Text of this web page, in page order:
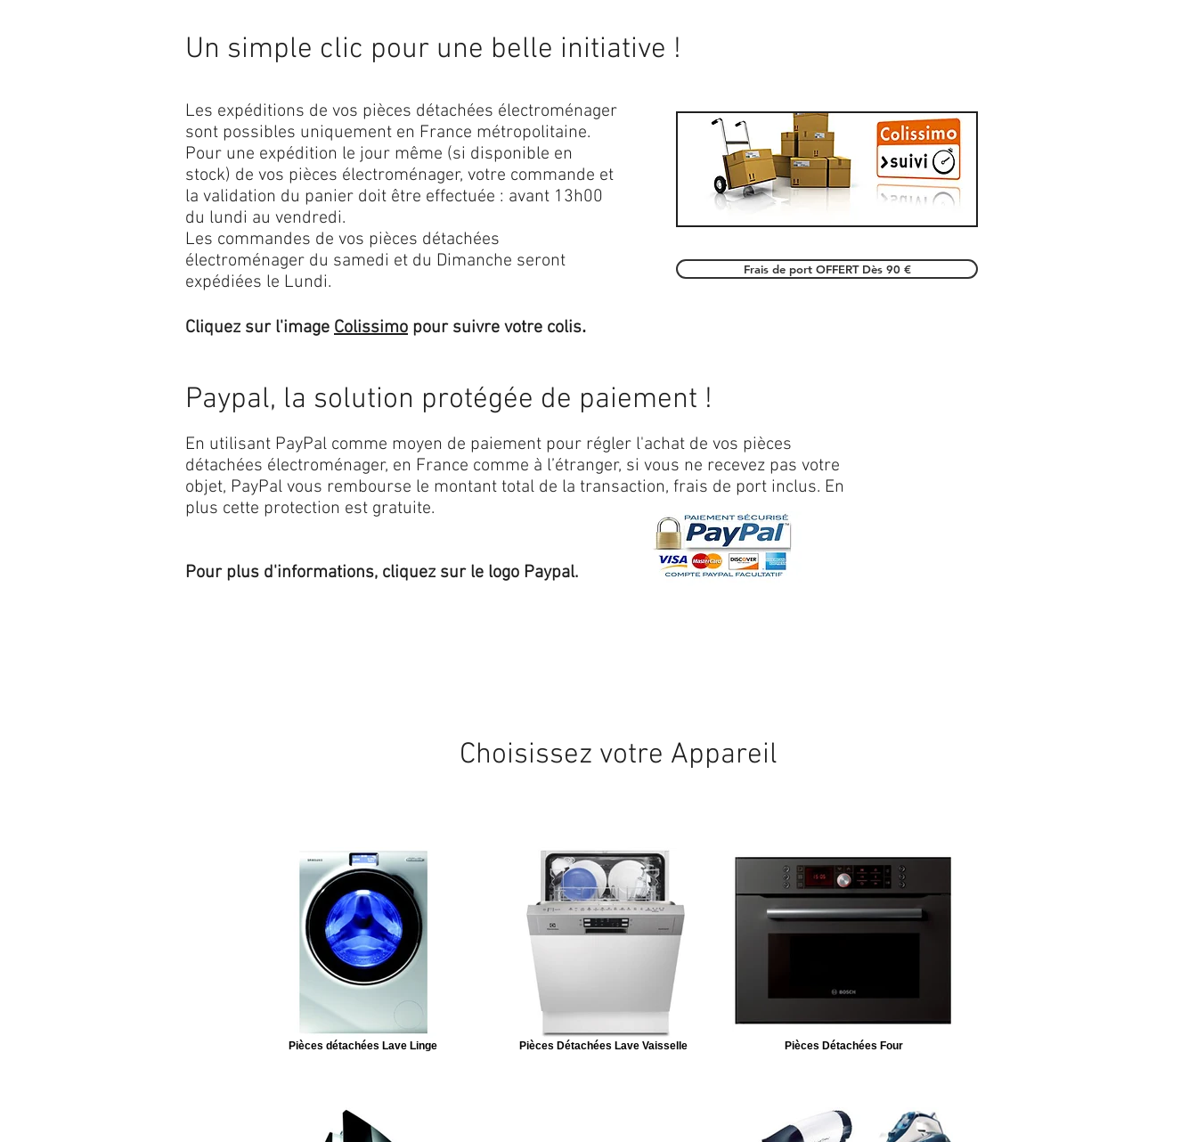
Un simple clic pour une belle initiative !
Les expéditions de vos pièces détachées électroménager
sont possibles uniquement en France métropolitaine.
Pour une expédition le jour même (si disponible en
stock) de vos pièces électroménager, votre commande et
la validation du panier doit être effectuée : avant 13h00
du lundi au vendredi.
Les commandes de vos pièces détachées
électroménager du samedi et du Dimanche seront
expédiées le Lundi.
Cliquez sur l'image Colissimo pour suivre votre colis.
Frais de port OFFERT Dès 90 €
Paypal, la solution protégée de paiement !
En utilisant PayPal comme moyen de paiement pour régler l'achat de vos pièces
détachées électroménager, en France comme à l’étranger, si vous ne recevez pas votre
objet, PayPal vous rembourse le montant total de la transaction, frais de port inclus. En
plus cette protection est gratuite.
Pour plus d'informations, cliquez sur le logo Paypal.
Choisissez votre Appareil
Pièces détachées Lave Linge Pièces Détachées Lave Vaisselle Pièces Détachées Four